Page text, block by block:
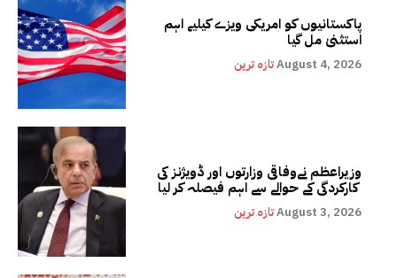
پاکستانیوں کو امریکی ویزے کیلیے اہم
استثنیٰ مل گیا
تازہ ترینAugust 4, 2026
وزیراعظم نےوفاقی وزارتوں اور ڈویژنز کی
کارکردگی کے حوالے سے اہم فیصلہ کر لیا
تازہ ترینAugust 3, 2026